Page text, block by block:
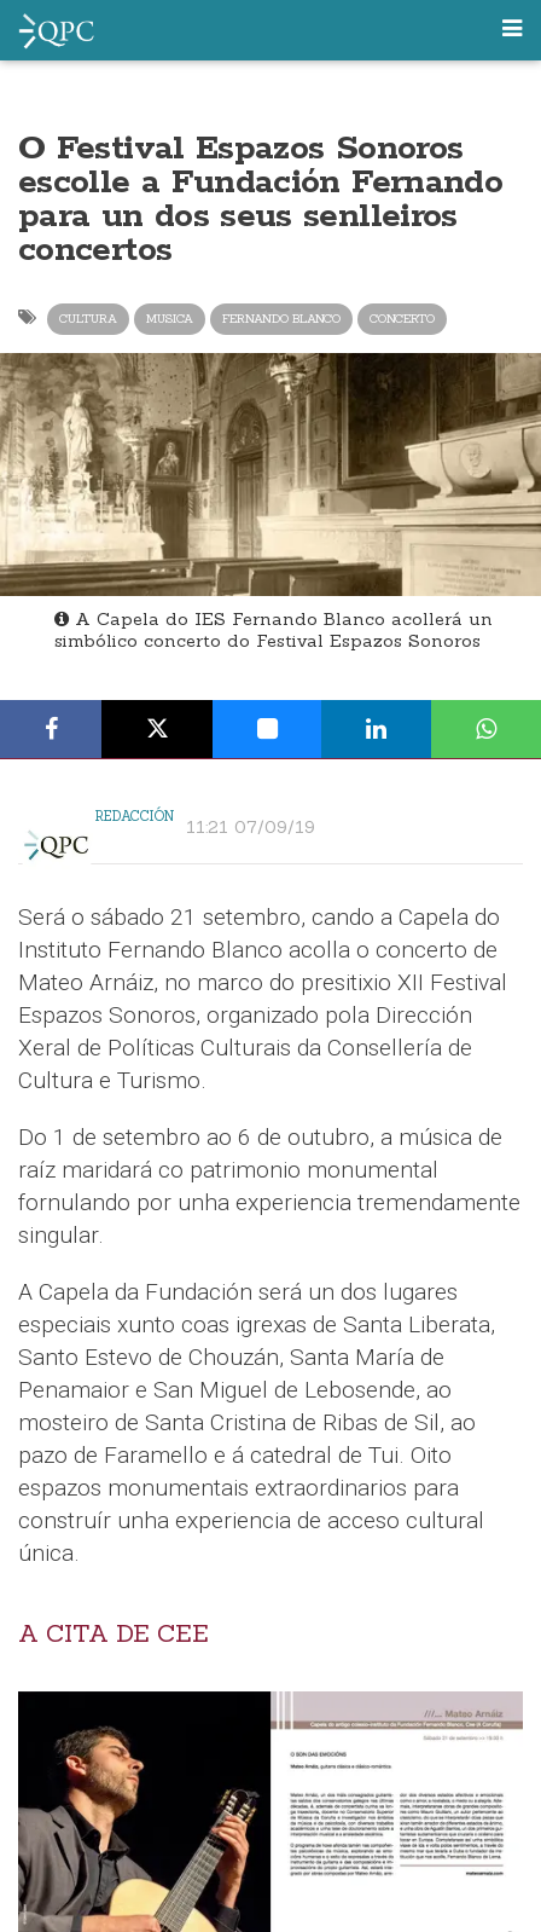
O Festival Espazos Sonoros
escolle a Fundación Fernando
para un dos seus senlleiros
concertos
CULTURA MUSICA FERNANDO BLANCO CONCERTO
A Capela do IES Fernando Blanco acollerá un
simbólico concerto do Festival Espazos Sonoros
REDACCIÓN 11:21 07/09/19
Será o sábado 21 setembro, cando a Capela do
Instituto Fernando Blanco acolla o concerto de
Mateo Arnáiz, no marco do presitixio XII Festival
Espazos Sonoros, organizado pola Dirección
Xeral de Políticas Culturais da Consellería de
Cultura e Turismo.
Do 1 de setembro ao 6 de outubro, a música de
raíz maridará co patrimonio monumental
fornulando por unha experiencia tremendamente
singular.
A Capela da Fundación será un dos lugares
especiais xunto coas igrexas de Santa Liberata,
Santo Estevo de Chouzán, Santa María de
Penamaior e San Miguel de Lebosende, ao
mosteiro de Santa Cristina de Ribas de Sil, ao
pazo de Faramello e á catedral de Tui. Oito
espazos monumentais extraordinarios para
construír unha experiencia de acceso cultural
única.
A CITA DE CEE